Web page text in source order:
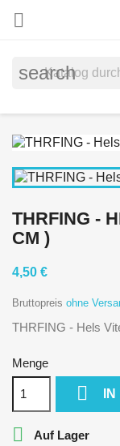

search
THRFING -
CM )
4,50 €
Bruttopreis ohne
THRFING - Hels
Menge

 Auf Lager